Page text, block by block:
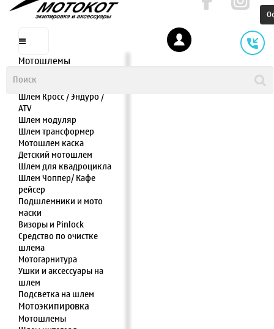
Мотошлемы
Шлем полулицевик
Шлем Кросс / Эндуро /
ATV
Шлем модуляр
Шлем трансформер
Мотошлем каска
Детский мотошлем
Шлем для квадроцикла
Шлем Чоппер/ Кафе
рейсер
Подшлемники и мото
маски
Визоры и Pinlock
Средство по очистке
шлема
Мотогарнитура
Ушки и аксессуары на
шлем
Подсветка на шлем
Мотоэкипировка
Мотошлемы